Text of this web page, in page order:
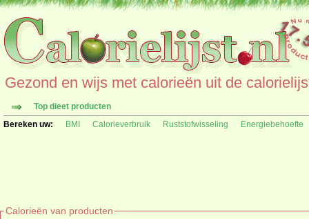
Gezond en wijs met calorieën uit de
Top dieet producten
Bereken uw:
BMI Calorieverbruik Ruststofwisseling Energiebehoefte
Calorieën van producten